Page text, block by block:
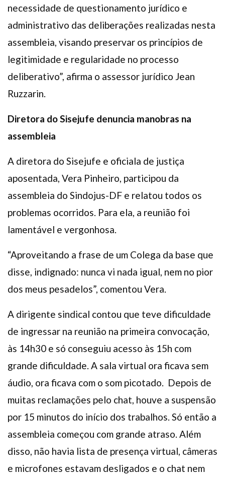
necessidade de questionamento jurídico e
administrativo das deliberações realizadas nesta
assembleia, visando preservar os princípios de
legitimidade e regularidade no processo
deliberativo”, afirma o assessor jurídico Jean
Ruzzarin.
Diretora do Sisejufe denuncia manobras na
assembleia
A diretora do Sisejufe e oficiala de justiça
aposentada, Vera Pinheiro, participou da
assembleia do Sindojus-DF e relatou todos os
problemas ocorridos. Para ela, a reunião foi
lamentável e vergonhosa.
“Aproveitando a frase de um Colega da base que
disse, indignado: nunca vi nada igual, nem no pior
dos meus pesadelos”, comentou Vera.
A dirigente sindical contou que teve dificuldade
de ingressar na reunião na primeira convocação,
às 14h30 e só conseguiu acesso às 15h com
grande dificuldade. A sala virtual ora ficava sem
áudio, ora ficava com o som picotado. Depois de
muitas reclamações pelo chat, houve a suspensão
por 15 minutos do início dos trabalhos. Só então a
assembleia começou com grande atraso. Além
disso, não havia lista de presença virtual, câmeras
e microfones estavam desligados e o chat nem